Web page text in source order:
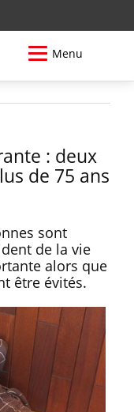
Menu
: deux
de 75 ans
sont
de la vie
alors que
être évités.